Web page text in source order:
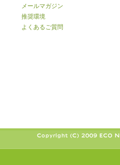
メールマガジン
推奨環境
よくあるご質問